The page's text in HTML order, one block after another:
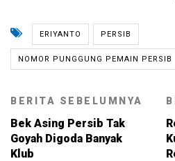
ERIYANTO PERSIB
NOMOR PUNGGUNG PEMAIN PERSIB
BERITA SEBELUMNYA
Bek Asing Persib Tak
Goyah Digoda Banyak
Klub